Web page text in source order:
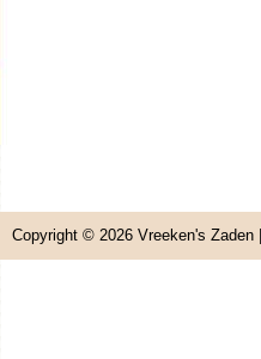
Copyright © 2026 Vreeken's Zaden